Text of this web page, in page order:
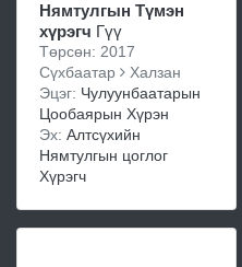
Нямтулгын Түмэн
хүрэгч Гүү
Төрсөн: 2017
Сүхбаатар
Халзан
Эцэг: Чулуунбаатарын
Цообаярын Хүрэн
Эх: Алтсүхийн
Нямтулгын цоглог
Хүрэгч